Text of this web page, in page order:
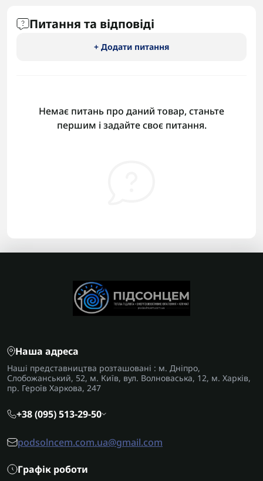
Питання та відповіді
+ Додати питання
Немає питань про даний товар, станьте
першим і задайте своє питання.
Наша адреса
Наші представництва розташовані : м. Дніпро,
Слобожанський, 52, м. Київ, вул. Волноваська, 12, м. Харків,
пр. Героїв Харкова, 247
+38 (095) 513-29-50
podsolncem.com.ua@gmail.com
Графік роботи